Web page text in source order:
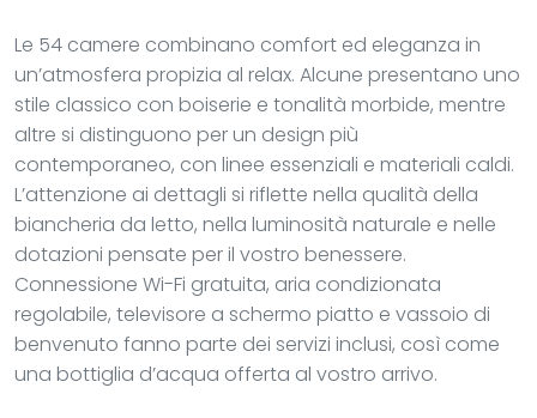
Le 54 camere combinano comfort ed eleganza in
un’atmosfera propizia al relax. Alcune presentano uno
stile classico con boiserie e tonalità morbide, mentre
altre si distinguono per un design più
contemporaneo, con linee essenziali e materiali caldi.
L’attenzione ai dettagli si riflette nella qualità della
biancheria da letto, nella luminosità naturale e nelle
dotazioni pensate per il vostro benessere.
Connessione Wi-Fi gratuita, aria condizionata
regolabile, televisore a schermo piatto e vassoio di
benvenuto fanno parte dei servizi inclusi, così come
una bottiglia d’acqua offerta al vostro arrivo.